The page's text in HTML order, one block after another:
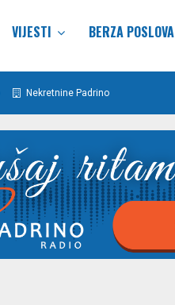
VIJESTI BERZA POSLOVA
Nekretnine Padrino